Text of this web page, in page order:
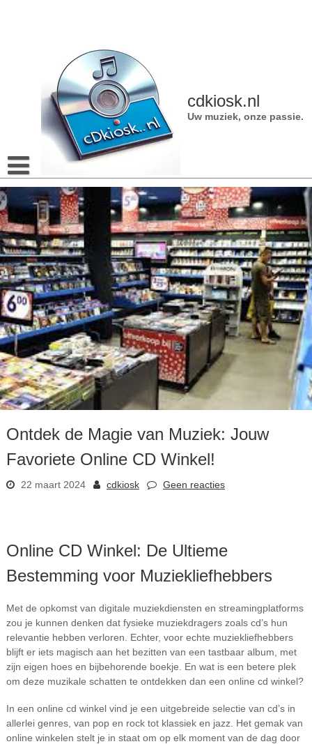
cdkiosk.nl
Uw muziek, onze passie.
Ontdek de Magie van Muziek: Jouw
Favoriete Online CD Winkel!
22 maart 2024 cdkiosk Geen reacties
Online CD Winkel: De Ultieme
Bestemming voor Muziekliefhebbers
Met de opkomst van digitale muziekdiensten en streamingplatforms
zou je kunnen denken dat fysieke muziekdragers zoals cd’s hun
relevantie hebben verloren. Echter, voor echte muziekliefhebbers
blijft er iets magisch aan het bezitten van een tastbaar album, met
zijn eigen hoes en bijbehorende boekje. En wat is een betere plek
om deze muzikale schatten te ontdekken dan een online cd winkel?
In een online cd winkel vind je een uitgebreide selectie van cd’s in
allerlei genres, van pop en rock tot klassiek en jazz. Het gemak van
online winkelen stelt je in staat om op elk moment van de dag door